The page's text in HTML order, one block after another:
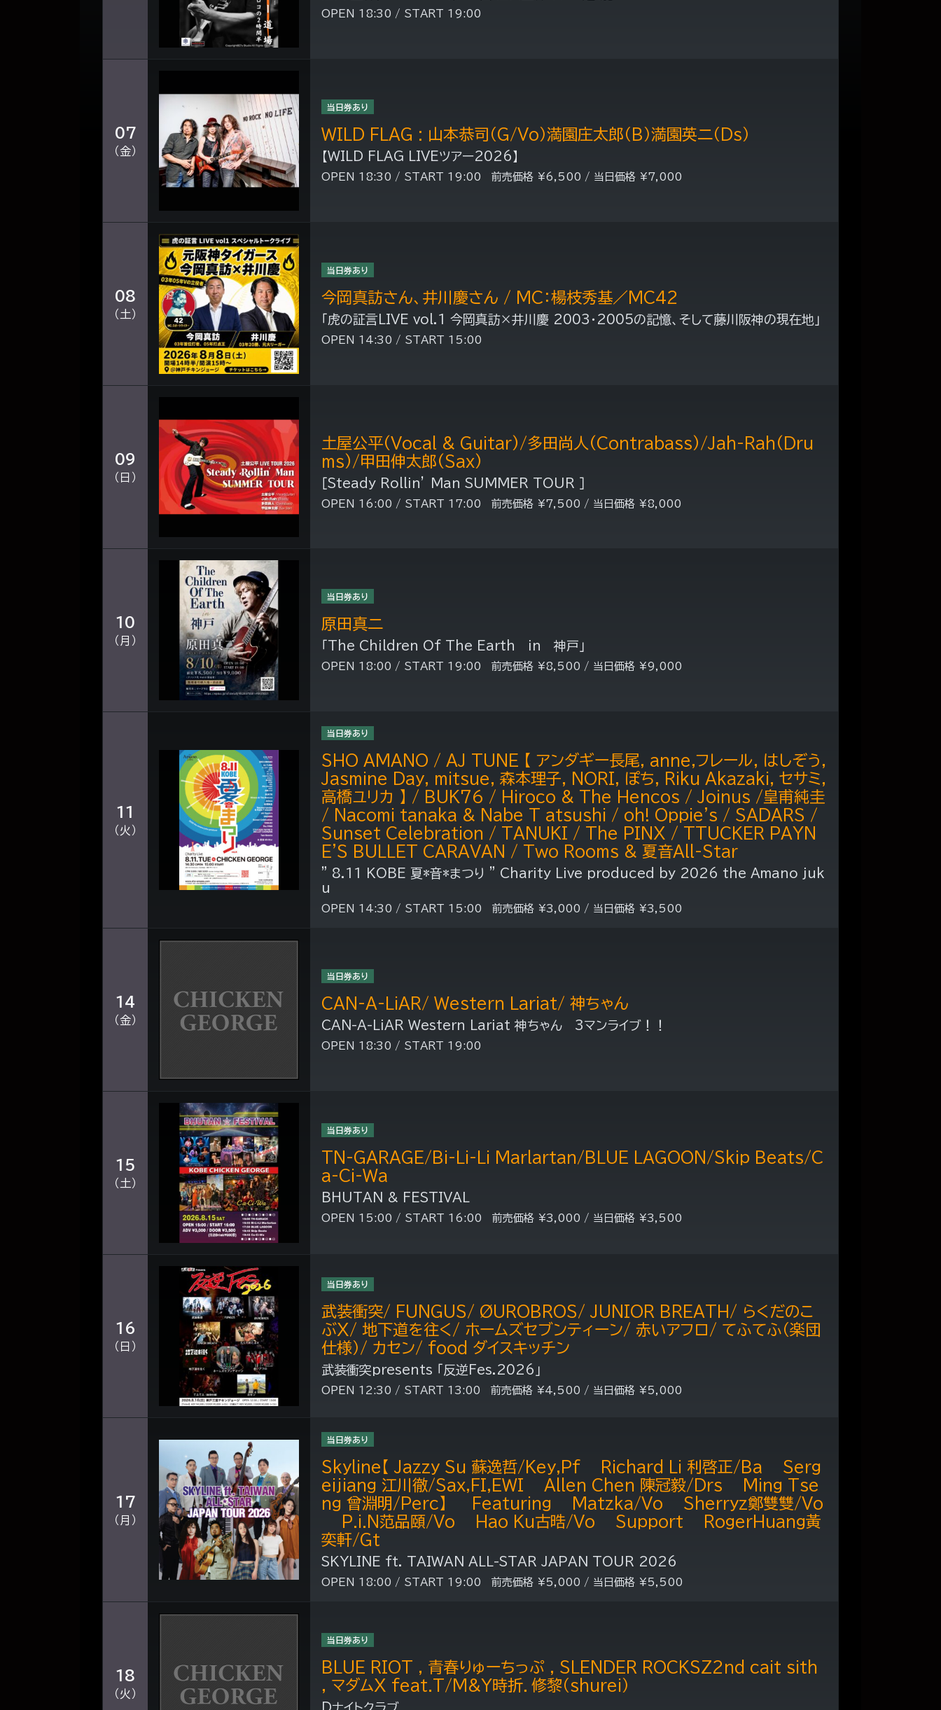
OPEN 18:30 / START 19:00
07
（金）
当日券あり
【WILD FLAG LIVEツアー2026】
WILD FLAG : 山本恭司（G/Vo）満園庄太郎（B）満園英二（Ds）
OPEN 18:30 / START 19:00 前売価格 ¥6,500 / 当日価格 ¥7,000
08
（土）
当日券あり
「虎の証言LIVE vol.1 今岡真訪×井川慶 2003・2005の記憶、そして藤川阪神の現在地」
今岡真訪さん、井川慶さん / MC：楊枝秀基／MC42
OPEN 14:30 / START 15:00
09
（日） ［Steady Rollin’ Man SUMMER TOUR ］
土屋公平(Vocal & Guitar)/多田尚人(Contrabass)/Jah-Rah(Dru
ms)/甲田伸太郎(Sax)
OPEN 16:00 / START 17:00 前売価格 ¥7,500 / 当日価格 ¥8,000
10
（月）
当日券あり
「The Children Of The Earth in 神戸」
原田真二
OPEN 18:00 / START 19:00 前売価格 ¥8,500 / 当日価格 ¥9,000
11
（火）
当日券あり
” 8.11 KOBE 夏*音*まつり ” Charity Live produced by 2026 the Amano juk
u
SHO AMANO / AJ TUNE 【 アンダギー長尾, anne,フレール, はしぞう,
Jasmine Day, mitsue, 森本理子, NORI, ぽち, Riku Akazaki, セサミ,
高橋ユリカ 】 / BUK76 / Hiroco & The Hencos / Joinus /皇甫純圭
/ Nacomi tanaka & Nabe T atsushi / oh! Oppie's / SADARS /
Sunset Celebration / TANUKI / The PINX / TTUCKER PAYN
E'S BULLET CARAVAN / Two Rooms & 夏音All-Star
OPEN 14:30 / START 15:00 前売価格 ¥3,000 / 当日価格 ¥3,500
14
（金）
当日券あり
CAN-A-LiAR Western Lariat 神ちゃん 3マンライブ！！
CAN-A-LiAR/ Western Lariat/ 神ちゃん
OPEN 18:30 / START 19:00
15
（土）
当日券あり
BHUTAN & FESTIVAL
TN-GARAGE/Bi-Li-Li Marlartan/BLUE LAGOON/Skip Beats/C
a-Ci-Wa
OPEN 15:00 / START 16:00 前売価格 ¥3,000 / 当日価格 ¥3,500
16
（日）
当日券あり
武装衝突presents 「反逆Fes.2026」
武装衝突/ FUNGUS/ ØUROBROS/ JUNIOR BREATH/ らくだのこ
ぶX/ 地下道を往く/ ホームズセブンティーン/ 赤いアフロ/ てふてふ（楽団
仕様）/ カセン/ food ダイスキッチン
OPEN 12:30 / START 13:00 前売価格 ¥4,500 / 当日価格 ¥5,000
17
（月）
当日券あり
SKYLINE ft. TAIWAN ALL-STAR JAPAN TOUR 2026
Skyline【 Jazzy Su 蘇逸哲/Key,Pf Richard Li 利啓正/Ba Serg
eijiang 江川徹/Sax,FI,EWI Allen Chen 陳冠毅/Drs Ming Tse
ng 曾淵明/Perc】 Featuring Matzka/Vo Sherryz鄭雙雙/Vo
P.i.N范品頤/Vo Hao Ku古晧/Vo Support RogerHuang黃
奕軒/Gt
OPEN 18:00 / START 19:00 前売価格 ¥5,000 / 当日価格 ¥5,500
18
（火）
当日券あり
BLUE RIOT , 青春りゅーちっぷ , SLENDER ROCKSZ2nd cait sith
, マダムX feat.T/M&Y時折．修黎（shurei）